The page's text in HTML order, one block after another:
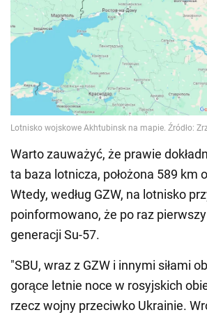
Warto zauważyć, że prawie
ta baza lotnicza, położona 589 km
Wtedy, według GZW, na lotnisko
poinformowano, że po raz
generacji Su-57.
"SBU, wraz z GZW i innymi siłami
gorące letnie noce w rosyjskich
rzecz wojny przeciwko Ukrainie.